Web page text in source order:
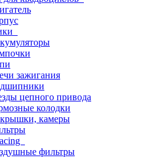
зажигания
цепного привода
колодки
камеры
фильтры